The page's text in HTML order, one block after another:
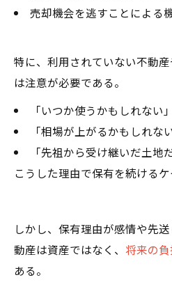
売却機会を逃すことによる
特に、利用されていない不動
は注意が必要である。
「いつか使うかもしれない」
「相場が上がるかもしれない
「先祖から受け継いだ土地
こうした理由で保有を続けるケ
しかし、保有理由が感情や先
動産は資産ではなく、 将来の負
ある。